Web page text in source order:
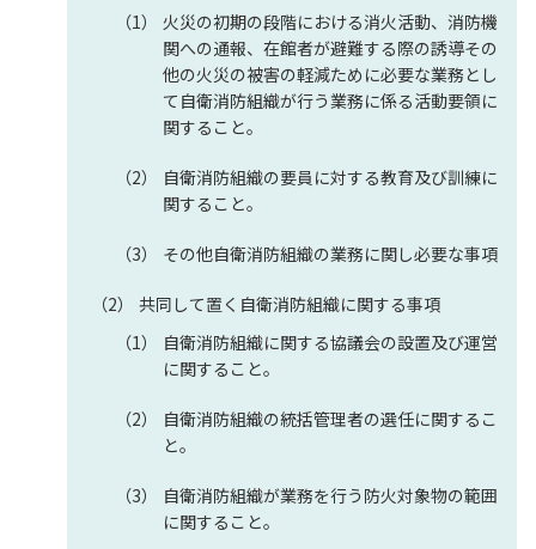
火災の初期の段階における消火活動、消防機
関への通報、在館者が避難する際の誘導その
他の火災の被害の軽減ために必要な業務とし
て自衛消防組織が行う業務に係る活動要領に
関すること。
自衛消防組織の要員に対する教育及び訓練に
関すること。
その他自衛消防組織の業務に関し必要な事項
共同して置く自衛消防組織に関する事項
自衛消防組織に関する協議会の設置及び運営
に関すること。
自衛消防組織の統括管理者の選任に関するこ
と。
自衛消防組織が業務を行う防火対象物の範囲
に関すること。